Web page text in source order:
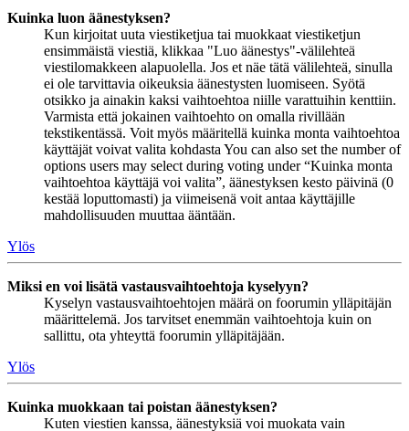
Kuinka luon äänestyksen?
Kun kirjoitat uuta viestiketjua tai muokkaat viestiketjun
ensimmäistä viestiä, klikkaa "Luo äänestys"-välilehteä
viestilomakkeen alapuolella. Jos et näe tätä välilehteä, sinulla
ei ole tarvittavia oikeuksia äänestysten luomiseen. Syötä
otsikko ja ainakin kaksi vaihtoehtoa niille varattuihin kenttiin.
Varmista että jokainen vaihtoehto on omalla rivillään
tekstikentässä. Voit myös määritellä kuinka monta vaihtoehtoa
käyttäjät voivat valita kohdasta You can also set the number of
options users may select during voting under “Kuinka monta
vaihtoehtoa käyttäjä voi valita”, äänestyksen kesto päivinä (0
kestää loputtomasti) ja viimeisenä voit antaa käyttäjille
mahdollisuuden muuttaa ääntään.
Ylös
Miksi en voi lisätä vastausvaihtoehtoja kyselyyn?
Kyselyn vastausvaihtoehtojen määrä on foorumin ylläpitäjän
määrittelemä. Jos tarvitset enemmän vaihtoehtoja kuin on
sallittu, ota yhteyttä foorumin ylläpitäjään.
Ylös
Kuinka muokkaan tai poistan äänestyksen?
Kuten viestien kanssa, äänestyksiä voi muokata vain